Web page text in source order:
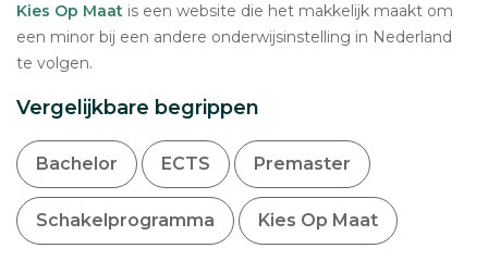
Kies Op Maat is een website die het makkelijk maakt om
een minor bij een andere onderwijsinstelling in Nederland
te volgen.
Vergelijkbare begrippen
Bachelor ECTS Premaster
Schakelprogramma Kies Op Maat